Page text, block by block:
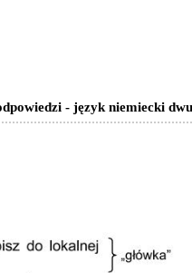
- język niemiecki